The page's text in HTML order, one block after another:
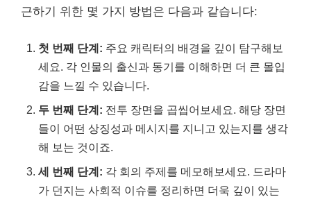
근하기 위한 몇 가지 방법은 다음과 같습니다:
첫 번째 단계: 주요 캐릭터의 배경을 깊이 탐구해보
세요. 각 인물의 출신과 동기를 이해하면 더 큰 몰입
감을 느낄 수 있습니다.
두 번째 단계: 전투 장면을 곱씹어보세요. 해당 장면
들이 어떤 상징성과 메시지를 지니고 있는지를 생각
해 보는 것이죠.
세 번째 단계: 각 회의 주제를 메모해보세요. 드라마
가 던지는 사회적 이슈를 정리하면 더욱 깊이 있는